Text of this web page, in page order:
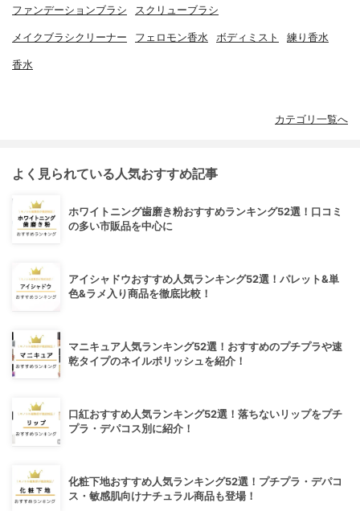
ファンデーションブラシ スクリューブラシ
メイクブラシクリーナー フェロモン香水 ボディミスト 練り香水
香水
カテゴリ一覧へ
よく見られている人気おすすめ記事
ホワイトニング歯磨き粉おすすめランキング52選！口コミ
の多い市販品を中心に
アイシャドウおすすめ人気ランキング52選！パレット&単
色&ラメ入り商品を徹底比較！
マニキュア人気ランキング52選！おすすめのプチプラや速
乾タイプのネイルポリッシュを紹介！
口紅おすすめ人気ランキング52選！落ちないリップをプチ
プラ・デパコス別に紹介！
化粧下地おすすめ人気ランキング52選！プチプラ・デパコ
ス・敏感肌向けナチュラル商品も登場！